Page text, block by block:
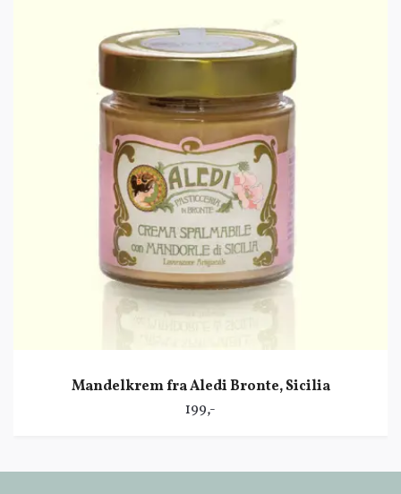
Mandelkrem fra Aledi Bronte, Sicilia
199,-